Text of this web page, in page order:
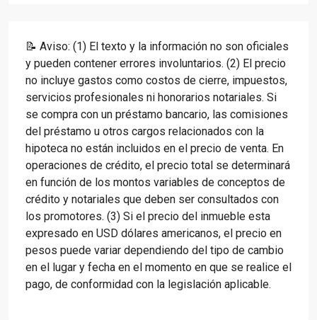
📝 Aviso: (1) El texto y la información no son oficiales
y pueden contener errores involuntarios. (2) El precio
no incluye gastos como costos de cierre, impuestos,
servicios profesionales ni honorarios notariales. Si
se compra con un préstamo bancario, las comisiones
del préstamo u otros cargos relacionados con la
hipoteca no están incluidos en el precio de venta. En
operaciones de crédito, el precio total se determinará
en función de los montos variables de conceptos de
crédito y notariales que deben ser consultados con
los promotores. (3) Si el precio del inmueble esta
expresado en USD dólares americanos, el precio en
pesos puede variar dependiendo del tipo de cambio
en el lugar y fecha en el momento en que se realice el
pago, de conformidad con la legislación aplicable.